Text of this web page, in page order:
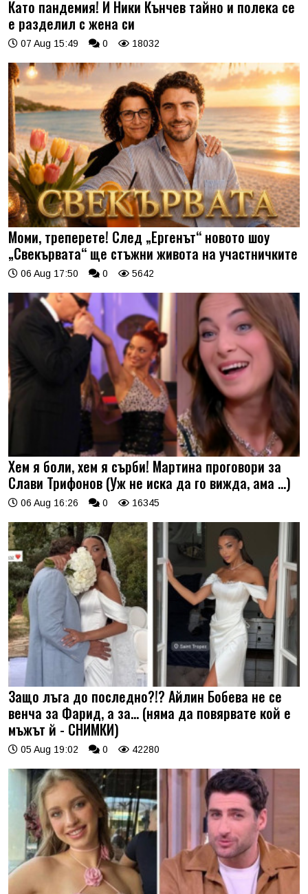
Като пандемия! И Ники Кънчев тайно и полека се
е разделил с жена си
07 Aug 15:49 0 18032
Моми, треперете! След „Ергенът“ новото шоу
„Свекървата“ ще стъжни живота на участничките
06 Aug 17:50 0 5642
Хем я боли, хем я сърби! Мартина проговори за
Слави Трифонов (Уж не иска да го вижда, ама …)
06 Aug 16:26 0 16345
Защо лъга до последно?!? Айлин Бобева не се
венча за Фарид, а за... (няма да повярвате кой е
мъжът й - СНИМКИ)
05 Aug 19:02 0 42280